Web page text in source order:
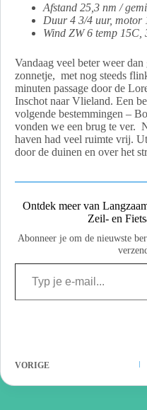
Afstand 25,3 nm /
Duur 4 3/4 uur, motor
Wind ZW 6 temp 15C,
Vandaag veel beter weer
zonnetje, met nog steeds
minuten passage door de
Inschot naar Vlieland. Een
volgende bestemmingen –
vonden we een brug te ver.
haven had veel ruimte vrij.
door de duinen en over het
Ontdek meer van
Zeil- en
Abonneer je om de nieuwste
VORIGE